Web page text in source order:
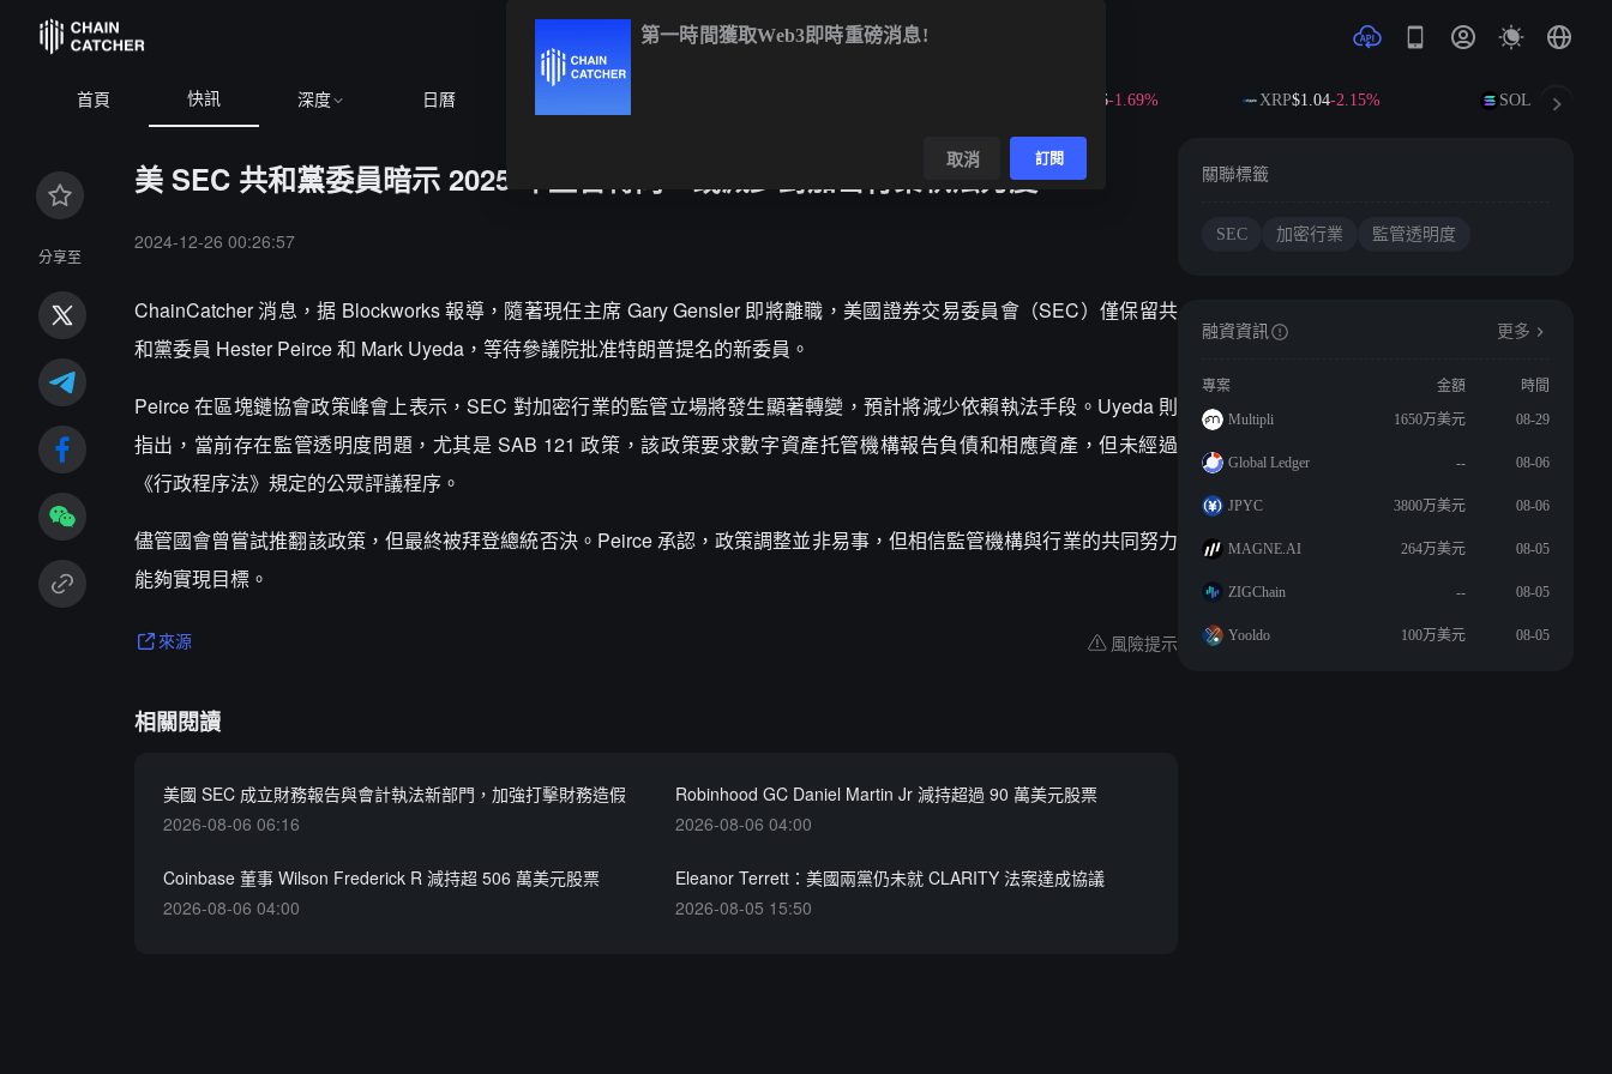
首頁 快訊 深度 日曆 -1.69% XRP$1.04-2.15% SOL$73.23
分享至
美 SEC 共和黨委員暗示 2025 年監管轉向，或減少對加密行業執法力度
2024-12-26 00:26:57
ChainCatcher 消息，据 Blockworks 報導，隨著現任主席 Gary Gensler 即將離職，美國證券交易委員會（SEC）僅保留共
和黨委員 Hester Peirce 和 Mark Uyeda，等待參議院批准特朗普提名的新委員。
Peirce 在區塊鏈協會政策峰會上表示，SEC 對加密行業的監管立場將發生顯著轉變，預計將減少依賴執法手段。Uyeda 則
指出，當前存在監管透明度問題，尤其是 SAB 121 政策，該政策要求數字資產托管機構報告負債和相應資產，但未經過
《行政程序法》規定的公眾評議程序。
儘管國會曾嘗試推翻該政策，但最終被拜登總統否決。Peirce 承認，政策調整並非易事，但相信監管機構與行業的共同努力
能夠實現目標。
來源 風險提示
相關閱讀
美國 SEC 成立財務報告與會計執法新部門，加強打擊財務造假
2026-08-06 06:16
Robinhood GC Daniel Martin Jr 減持超過 90 萬美元股票
2026-08-06 04:00
Coinbase 董事 Wilson Frederick R 減持超 506 萬美元股票
2026-08-06 04:00
Eleanor Terrett：美國兩黨仍未就 CLARITY 法案達成協議
2026-08-05 15:50
關聯標籤
SEC 加密行業 監管透明度
融資資訊 更多
專案 金額
時間
Multipli
1650万美元 08-29
Global Ledger -- 08-06
JPYC 3800万美元 08-06
MAGNE.AI 264万美元 08-05
ZIGChain -- 08-05
Yooldo 100万美元 08-05
第一時間獲取Web3即時重磅消息!
取消 訂閱